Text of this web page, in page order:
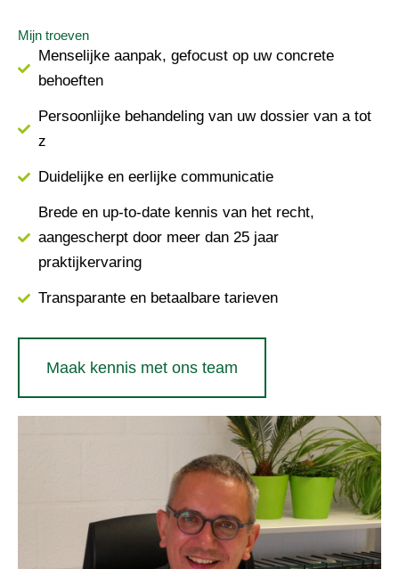
Mijn troeven
Menselijke aanpak, gefocust op uw concrete
behoeften
Persoonlijke behandeling van uw dossier van a tot
z
Duidelijke en eerlijke communicatie
Brede en up-to-date kennis van het recht,
aangescherpt door meer dan 25 jaar
praktijkervaring
Transparante en betaalbare tarieven
Maak kennis met ons team